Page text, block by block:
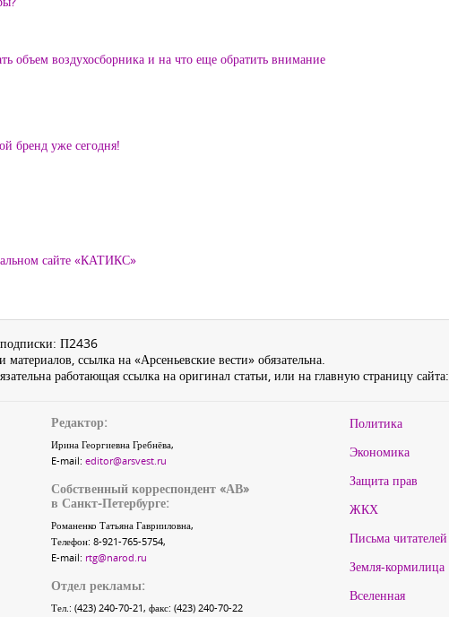
объем воздухосборника и на что еще обратить внимание
бренд уже сегодня!
сайте «КАТИКС»
П2436
ссылка на «Арсеньевские вести» обязательна.
работающая ссылка на оригинал статьи, или на главную страницу сайта:
Редактор:
Ирина Георгиевна Гребнёва,
E-mail: editor@arsvest.ru
Собственный корреспондент «АВ»
в Санкт-Петербурге:
Романенко Татьяна Гаврииловна,
Телефон: 8-921-765-5754,
E-mail: rtg@narod.ru
Отдел рекламы:
Тел.: (423) 240-70-21, факс: (423) 240-70-22
Политика
Экономика
Защита прав
ЖКХ
Письма читателей
Земля-кормилица
Вселенная